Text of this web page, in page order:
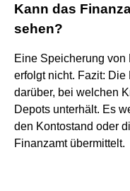
Kann das
sehen?
Eine Speicherung von
erfolgt nicht. Fazit: Die
darüber, bei welchen
Depots unterhält. Es
den Kontostand oder
Finanzamt übermittelt.